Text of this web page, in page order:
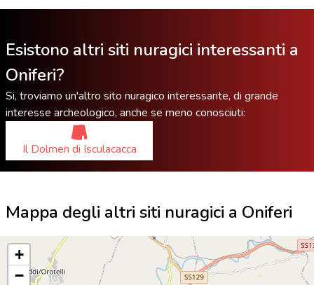
Esistono altri siti nuragici interessanti a
Oniferi?
Si, troviamo un'altro sito nuragico interessante, di grande
interesse archeologico, anche se meno conosciuti:
Il Dolmen di Isculacacca
Mappa degli altri siti nuragici a Oniferi
+
−